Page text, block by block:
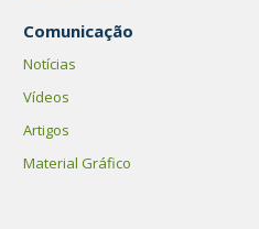
Comunicação
Notícias
Vídeos
Artigos
Material Gráfico